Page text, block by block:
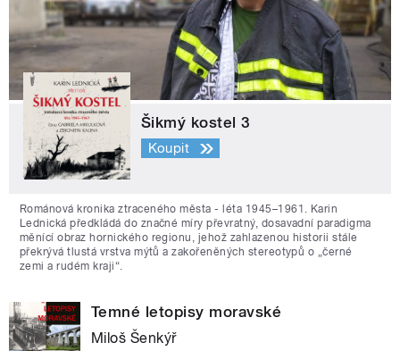
Šikmý kostel 3
Koupit
Románová kronika ztraceného města - léta 1945–1961. Karin
Lednická předkládá do značné míry převratný, dosavadní paradigma
měnící obraz hornického regionu, jehož zahlazenou historii stále
překrývá tlustá vrstva mýtů a zakořeněných stereotypů o „černé
zemi a rudém kraji“.
Temné letopisy moravské
Miloš Šenkýř